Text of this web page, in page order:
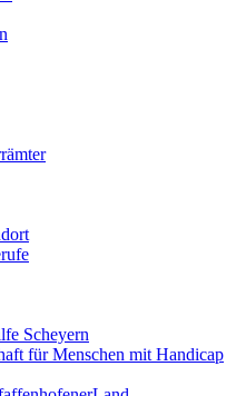
Scheyern
für Menschen mit Handicap